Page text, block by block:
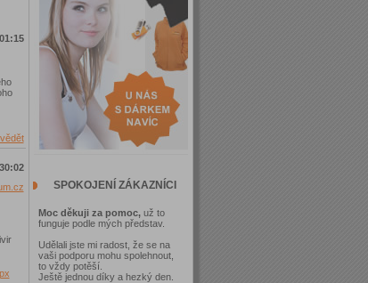
SPOKOJENÍ ZÁKAZNÍCI
Moc děkuji za pomoc,už to
funguje podle mých představ.
Udělali jste mi radost, že se na
vaši podporu mohu spolehnout,
to vždy potěší.
Ještě jednou díky a hezký den.